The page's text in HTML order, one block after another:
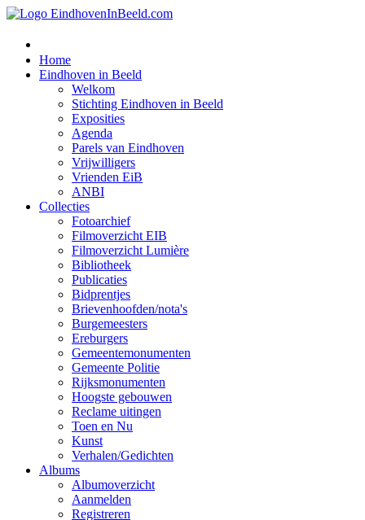
Home
Eindhoven in Beeld
Welkom
Stichting Eindhoven in Beeld
Exposities
Agenda
Parels van Eindhoven
Vrijwilligers
Vrienden EiB
ANBI
Collecties
Fotoarchief
Filmoverzicht EIB
Filmoverzicht Lumière
Bibliotheek
Publicaties
Bidprentjes
Brievenhoofden/nota's
Burgemeesters
Ereburgers
Gemeentemonumenten
Gemeente Politie
Rijksmonumenten
Hoogste gebouwen
Reclame uitingen
Toen en Nu
Kunst
Verhalen/Gedichten
Albums
Albumoverzicht
Aanmelden
Registreren